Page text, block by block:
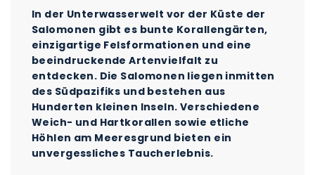
In der Unterwasserwelt vor der Küste der
Salomonen gibt es bunte Korallengärten,
einzigartige Felsformationen und eine
beeindruckende Artenvielfalt zu
entdecken. Die Salomonen liegen inmitten
des Südpazifiks und bestehen aus
Hunderten kleinen Inseln. Verschiedene
Weich- und Hartkorallen sowie etliche
Höhlen am Meeresgrund bieten ein
unvergessliches Taucherlebnis.